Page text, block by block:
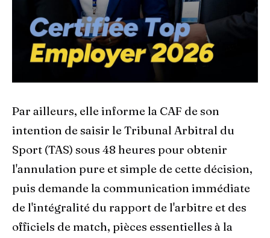
Par ailleurs, elle informe la CAF de son
intention de saisir le Tribunal Arbitral du
Sport (TAS) sous 48 heures pour obtenir
l'annulation pure et simple de cette décision,
puis demande la communication immédiate
de l'intégralité du rapport de l'arbitre et des
officiels de match, pièces essentielles à la